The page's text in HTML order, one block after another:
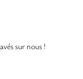
sur nous !